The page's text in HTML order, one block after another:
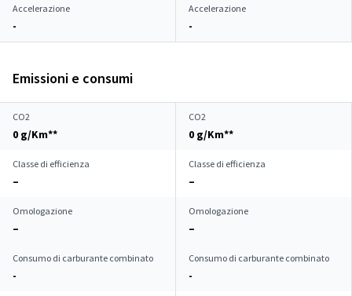
Accelerazione
-
Accelerazione
-
Emissioni e consumi
CO2
0 g/Km**
CO2
0 g/Km**
Classe di efficienza
–
Classe di efficienza
–
Omologazione
–
Omologazione
–
Consumo di carburante combinato
-
Consumo di carburante combinato
-